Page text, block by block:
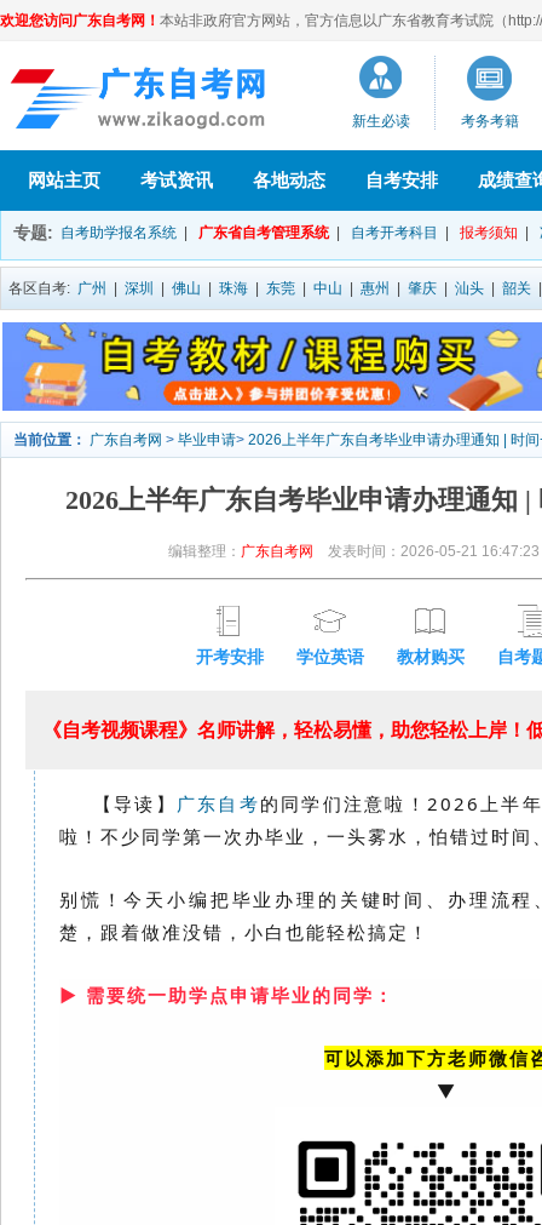
欢迎您访问广东自考网！ 本站非政府官方网站，官方信息以广东省教育考试院（
新生必读 考务考籍
网站主页 考试资讯 各地动态 自考安排 成绩查
专题: 自考助学报名系统 广东省自考管理系统 自考开考科目 报考须知
各区自考: 广州 深圳 佛山 珠海 东莞 中山 惠州 肇庆 汕头 韶关
当前位置： 广东自考网 > 毕业申请> 2026上半年广东自考毕业申请办理通知 | 时
2026上半年广东自考毕业申请办理通知
编辑整理： 广东自考网 发表时间：2026-05-21 16:47:23
开考安排 学位英语 教材购买 自考
《自考视频课程》名师讲解，轻松易懂，助您轻松上岸！
【导读】 广东自考的同学们注意啦！2026上半
啦！不少同学第一次办毕业，一头雾水，怕错过时
别慌！今天小编把毕业办理的关键时间、办理流
楚，跟着做准没错，小白也能轻松搞定！
▶ 需要统一助学点申请毕业的同学 ：
可以添加下方老师微信
▼